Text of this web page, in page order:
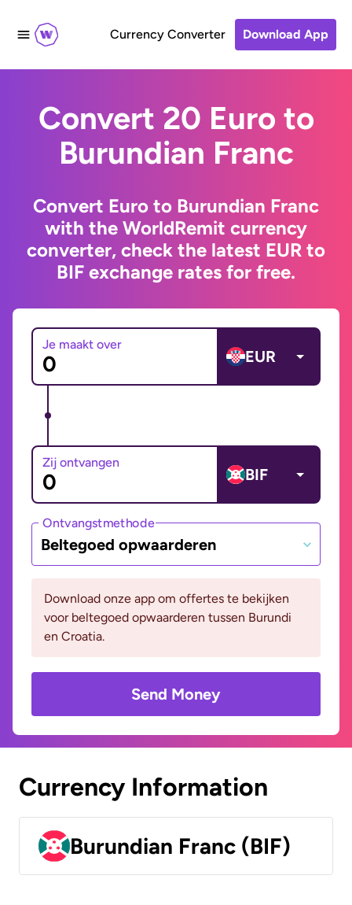
Currency Converter Download App
Convert 20 Euro to
Burundian Franc
Convert Euro to Burundian Franc
with the WorldRemit currency
converter, check the latest EUR to
BIF exchange rates for free.
Je maakt over
EUR
Zij ontvangen
BIF
Ontvangstmethode
Beltegoed opwaarderen
Download onze app om offertes te bekijken
voor beltegoed opwaarderen tussen Burundi
en Croatia.
Send Money
Currency Information
Burundian Franc (BIF)